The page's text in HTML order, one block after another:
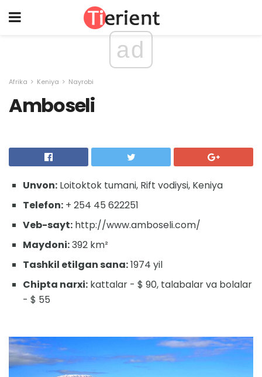
ad
Afrika Keniya Nayrobi
Amboseli
Unvon: Loitoktok tumani, Rift vodiysi, Keniya
Telefon: + 254 45 622251
Veb-sayt: http://www.amboseli.com/
Maydoni:392 km²
Tashkil etilgan sana:1974 yil
Chipta narxi: kattalar - $ 90, talabalar va bolalar
- $ 55